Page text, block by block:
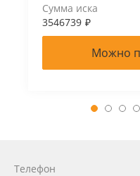
Сумма иска
3546739 ₽
Можно
Телефон